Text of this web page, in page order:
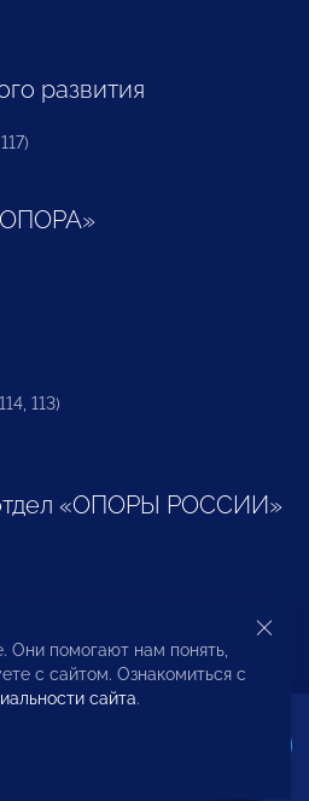
развития
113)
«ОПОРЫ РОССИИ»
предпринимателей и
Они помогают нам понять,
с сайтом. Ознакомиться с
сайта.